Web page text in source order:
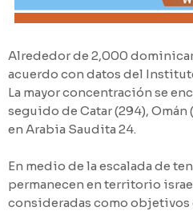
Alrededor de 2,000
acuerdo con datos del
La mayor concentración se
seguido de Catar (294), Omán
en Arabia Saudita 24.
En medio de la escalada de
permanecen en territorio
consideradas como objetivos